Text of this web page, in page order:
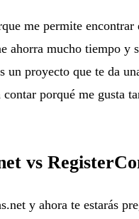
me permite encontrar
ahorra mucho tiempo y
un proyecto que te da
contar porqué me gusta
vs
y ahora te estarás